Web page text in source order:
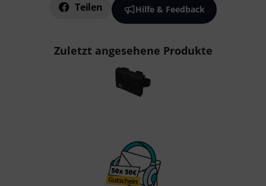
Teilen Hilfe & Feedback
Zuletzt angesehene Produkte